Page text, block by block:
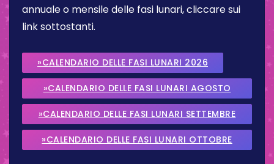
annuale o mensile delle fasi lunari, cliccare sui
link sottostanti.
»CALENDARIO DELLE FASI LUNARI 2026
»CALENDARIO DELLE FASI LUNARI AGOSTO
2026
»CALENDARIO DELLE FASI LUNARI SETTEMBRE
2026
»CALENDARIO DELLE FASI LUNARI OTTOBRE